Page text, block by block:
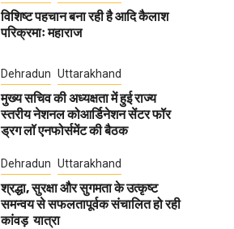
विशिष्ट पहचान बना रही है आदि कैलाश
परिक्रमाः महाराज
Dehradun Uttarakhand
मुख्य सचिव की अध्यक्षता में हुई राज्य
स्तरीय नेशनल कोआर्डिनेशन सेंटर फॉर
ड्रग लॉ एनफोर्समेंट की बैठक
Dehradun Uttarakhand
श्रद्धा, सुरक्षा और सुगमता के उत्कृष्ट
समन्वय से सफलतापूर्वक संचालित हो रही
कांवड़ यात्रा